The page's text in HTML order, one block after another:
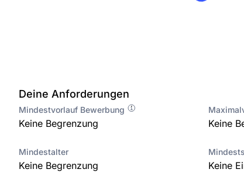
Deine Anforderungen
Mindestvorlauf Bewerbung
Keine Begrenzung Keine
Mindestalter
Keine Begrenzung Keine